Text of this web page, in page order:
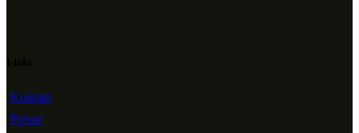
Kontakt
Presse